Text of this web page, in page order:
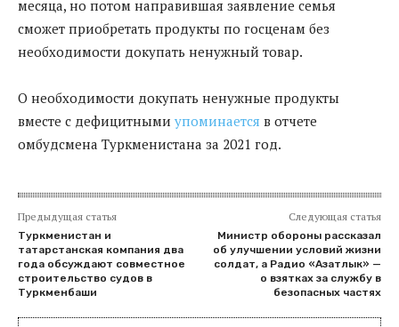
месяца, но потом направившая заявление семья
сможет приобретать продукты по госценам без
необходимости докупать ненужный товар.
О необходимости докупать ненужные продукты
вместе с дефицитными упоминается в отчете
омбудсмена Туркменистана за 2021 год.
Предыдущая статья
Туркменистан и
татарстанская компания два
года обсуждают совместное
строительство судов в
Туркменбаши
Следующая статья
Министр обороны рассказал
об улучшении условий жизни
солдат, а Радио «Азатлык» —
о взятках за службу в
безопасных частях